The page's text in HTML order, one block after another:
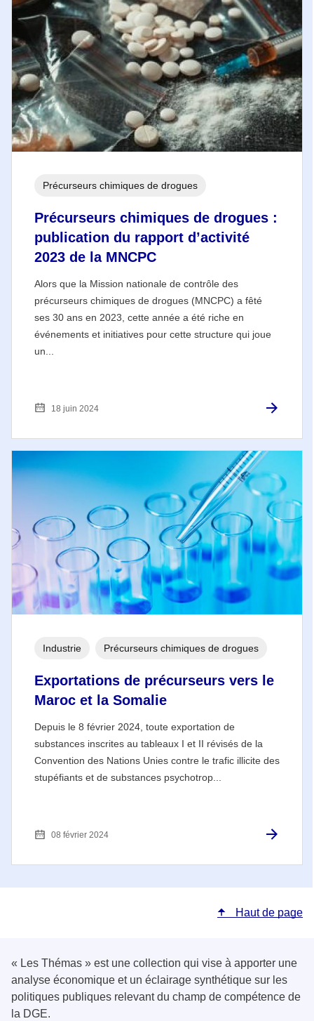
Précurseurs chimiques de drogues :
publication du rapport d’activité
2023 de la MNCPC
Alors que la Mission nationale de contrôle des
précurseurs chimiques de drogues (MNCPC) a fêté
ses 30 ans en 2023, cette année a été riche en
événements et initiatives pour cette structure qui joue
un...
Précurseurs chimiques de drogues
18 juin 2024
Exportations de précurseurs vers le
Maroc et la Somalie
Depuis le 8 février 2024, toute exportation de
substances inscrites au tableaux I et II révisés de la
Convention des Nations Unies contre le trafic illicite des
stupéfiants et de substances psychotrop...
Industrie Précurseurs chimiques de drogues
08 février 2024
Haut de page
« Les Thémas » est une collection qui vise à apporter une
analyse économique et un éclairage synthétique sur les
politiques publiques relevant du champ de compétence de
la DGE.